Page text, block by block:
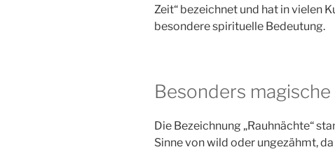
Zeit“ bezeichnet und hat in vielen
besondere spirituelle Bedeutung.
Besonders magische
Die Bezeichnung „Rauhnächte“
Sinne von wild oder ungezähmt,